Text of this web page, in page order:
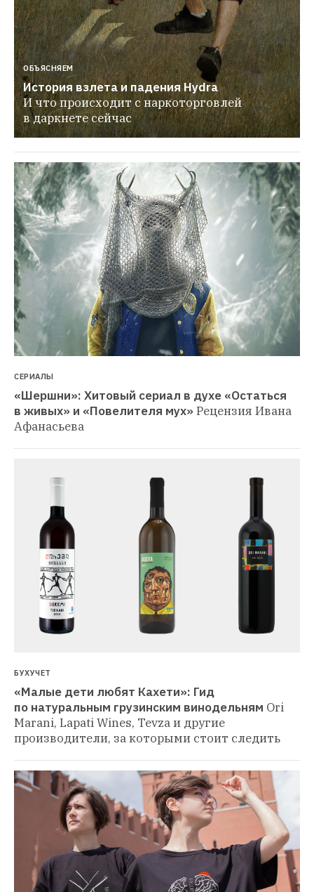
ОБЪЯСНЯЕМ
История взлета и падения Hydra
И что происходит с наркоторговлей
в даркнете сейчас
СЕРИАЛЫ
«Шершни»: Хитовый сериал в духе «Остаться
в живых» и «Повелителя мух» Рецензия Ивана
Афанасьева
БУХУЧЕТ
«Малые дети любят Кахети»: Гид
по натуральным грузинским винодельням Ori
Marani, Lapati Wines, Tevza и другие
производители, за которыми стоит следить